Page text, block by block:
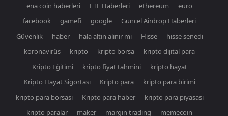
ena coin haberleri
ETF Haberleri ethereum
euro
facebook
gamefi google
Güncel Airdrop Haberleri
Güvenlik
haber hala altın alınır mı Hisse
hisse senedi
koronavirüs
kripto kripto borsa
kripto dijital para
Kripto Eğitimi
kripto fiyat tahmini
kripto hayat
Kripto Hayat Sigortası
Kripto para
kripto para birimi
kripto para borsasi
Kripto para haber
kripto para piyasasi
kripto paralar
maker margin trading memecoin